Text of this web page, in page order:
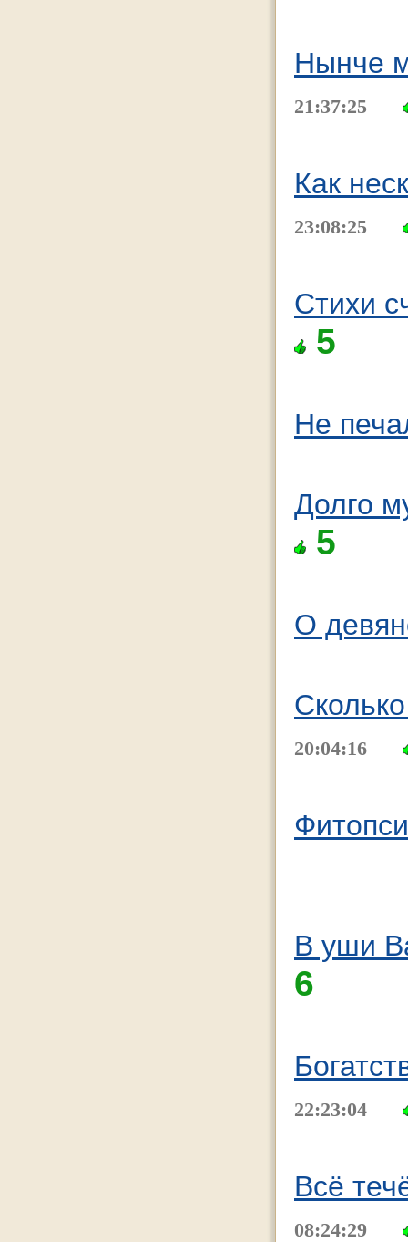
Нынче
21:37:25
Как
23:08:25
Стихи
5
Не
Долго
5
О
20:04:16
В уши
6
22:23:04
Всё
08:24:29